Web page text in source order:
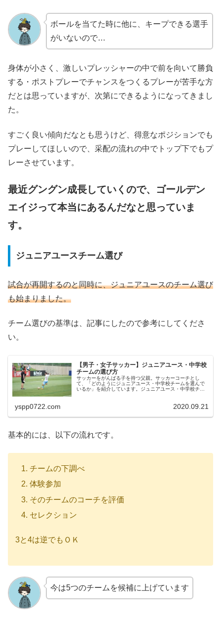
ボールを当てた時に他に、キープできる選手
がいないので…
身体が小さく、激しいプレッシャーの中で前を向いて勝負
する・ポストプレーでチャンスをつくるプレーが苦手な方
だとは思っていますが、次第にできるようになってきまし
た。
すごく良い傾向だなとも思うけど、得意なポジションでも
プレーしてほしいので、采配の流れの中でトップ下でもプ
レーさせています。
最近グングン成長していくので、ゴールデン
エイジって本当にあるんだなと思っていま
す。
ジュニアユースチーム選び
試合が再開するのと同時に、ジュニアユースのチーム選び
も始まりました。
チーム選びの基準は、記事にしたので参考にしてくださ
い。
【男子・女子サッカー】ジュニアユース・中学校
チームの選び方
サッカーをがんばる子を持つ父親。サッカーコーチとし
て、「どのようにジュニアユース・中学校チームを選んで
いるか」を紹介しています。ジュニアユース・中学校チー
yspp0722.com 2020.09.21
基本的には、以下の流れです。
チームの下調べ
体験参加
そのチームのコーチを評価
セレクション
3と4は逆でもＯＫ
今は5つのチームを候補に上げています